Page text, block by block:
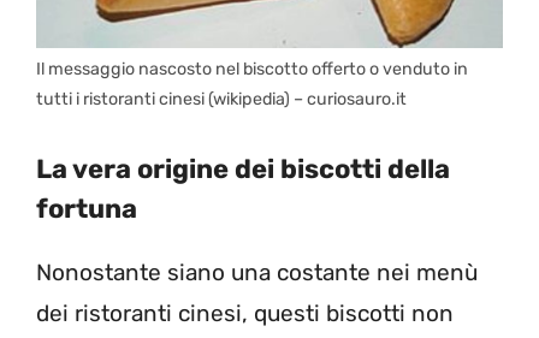
Il messaggio nascosto nel biscotto offerto o venduto in
tutti i ristoranti cinesi (wikipedia) – curiosauro.it
La vera origine dei biscotti della
fortuna
Nonostante siano una costante nei menù
dei ristoranti cinesi, questi biscotti non